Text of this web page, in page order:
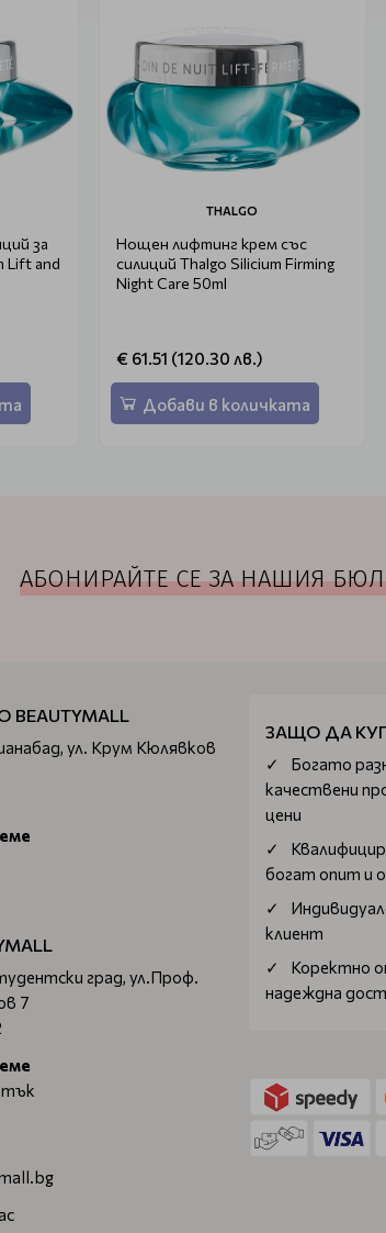
за
Lift and
THALGO
Нощен лифтинг крем със
силиций Thalgo Silicium Firming
Night Care 50ml
€ 61.51 (120.30 лв.)
Добави в количката
АБОНИРАЙТЕ СЕ ЗА НАШИЯ
ул. Крум Кюлявков
град, ул.Проф.
7
ЗАЩО ДА
Богатo
качествени
цени
богат опит и
клиент
Коректно
надеждна